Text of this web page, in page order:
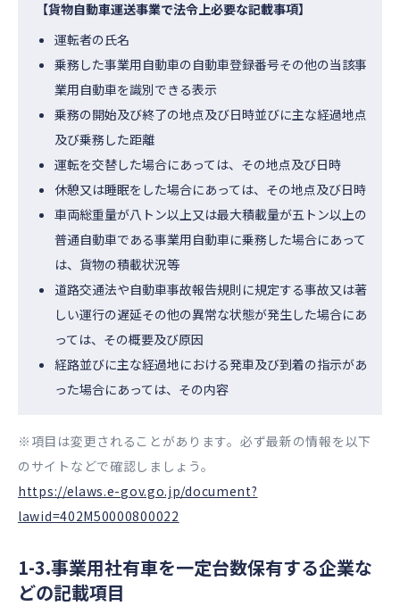
【貨物自動車運送事業で法令上必要な記載事項】
運転者の氏名
乗務した事業用自動車の自動車登録番号その他の当該事
業用自動車を識別できる表示
乗務の開始及び終了の地点及び日時並びに主な経過地点
及び乗務した距離
運転を交替した場合にあっては、その地点及び日時
休憩又は睡眠をした場合にあっては、その地点及び日時
車両総重量が八トン以上又は最大積載量が五トン以上の
普通自動車である事業用自動車に乗務した場合にあって
は、貨物の積載状況等
道路交通法や自動車事故報告規則に規定する事故又は著
しい運行の遅延その他の異常な状態が発生した場合にあ
っては、その概要及び原因
経路並びに主な経過地における発車及び到着の指示があ
った場合にあっては、その内容
※項目は変更されることがあります。必ず最新の情報を以下
のサイトなどで確認しましょう。
https://elaws.e-gov.go.jp/document?
lawid=402M50000800022
1-3.事業用社有車を一定台数保有する企業な
どの記載項目